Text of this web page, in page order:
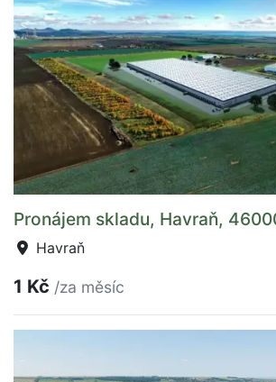
Pronájem skladu, Havraň,
Havraň
1 Kč /za měsíc